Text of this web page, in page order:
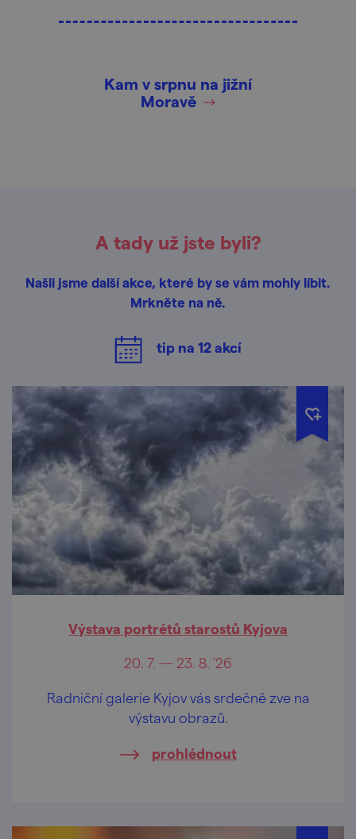
Kam v srpnu na jižní
Moravě
A tady už jste byli?
Našli jsme další akce, které by se vám mohly líbit.
Mrkněte na ně.
tip na 12akcí
Výstava portrétů starostů Kyjova
20. 7. — 23. 8. '26
Radniční galerie Kyjov vás srdečně zve na
výstavu obrazů.
prohlédnout